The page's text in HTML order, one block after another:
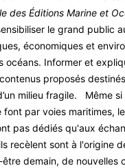
des Éditions Marine et
le grand public
économiques et
océans. Informer et
proposés
milieu fragile. Même
font par voies maritimes,
pas dédiés qu'aux
recèlent sont à l'origine
demain, de nouvelles